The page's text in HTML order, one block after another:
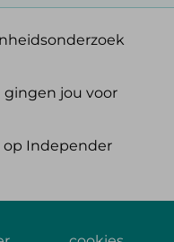
gingen jou voor
op Independer